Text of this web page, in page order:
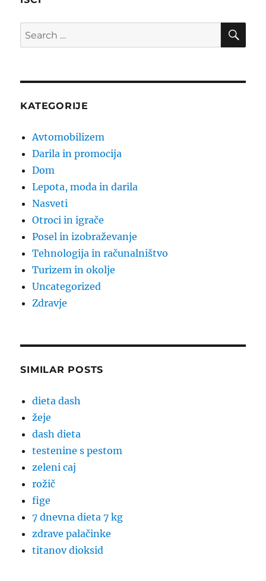
Search
for:
KATEGORIJE
Avtomobilizem
Darila in promocija
Dom
Lepota, moda in darila
Nasveti
Otroci in igrače
Posel in izobraževanje
Tehnologija in računalništvo
Turizem in okolje
Uncategorized
Zdravje
SIMILAR POSTS
dieta dash
žeje
dash dieta
testenine s pestom
zeleni caj
rožič
fige
7 dnevna dieta 7 kg
zdrave palačinke
titanov dioksid